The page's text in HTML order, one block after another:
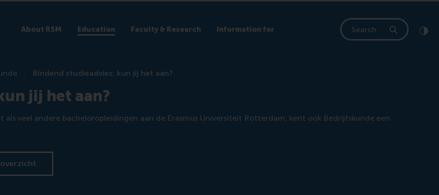
About RSM Education Faculty & Research Information for
Search
Bindend studieadvies: kun jij het aan?
jij het aan?
veel andere bacheloropleidingen aan de Erasmus Universiteit Rotterdam, kent ook Bedrijfskunde een